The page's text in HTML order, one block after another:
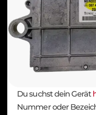
Du suchst dein Gerät
Nummer oder